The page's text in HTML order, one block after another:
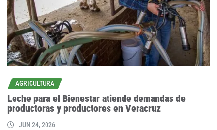
AGRICULTURA
Leche para el Bienestar atiende demandas de
productoras y productores en Veracruz
JUN 24, 2026